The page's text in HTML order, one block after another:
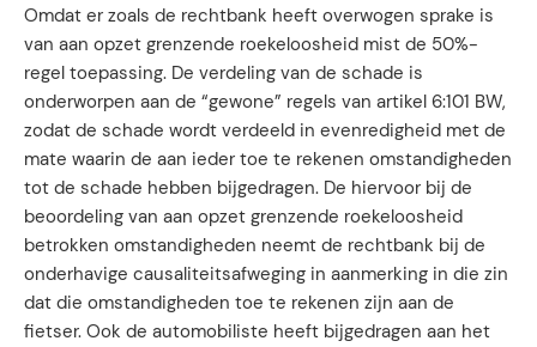
Omdat er zoals de rechtbank heeft overwogen sprake is
van aan opzet grenzende roekeloosheid mist de 50%-
regel toepassing. De verdeling van de schade is
onderworpen aan de “gewone” regels van artikel 6:101 BW,
zodat de schade wordt verdeeld in evenredigheid met de
mate waarin de aan ieder toe te rekenen omstandigheden
tot de schade hebben bijgedragen. De hiervoor bij de
beoordeling van aan opzet grenzende roekeloosheid
betrokken omstandigheden neemt de rechtbank bij de
onderhavige causaliteitsafweging in aanmerking in die zin
dat die omstandigheden toe te rekenen zijn aan de
fietser. Ook de automobiliste heeft bijgedragen aan het